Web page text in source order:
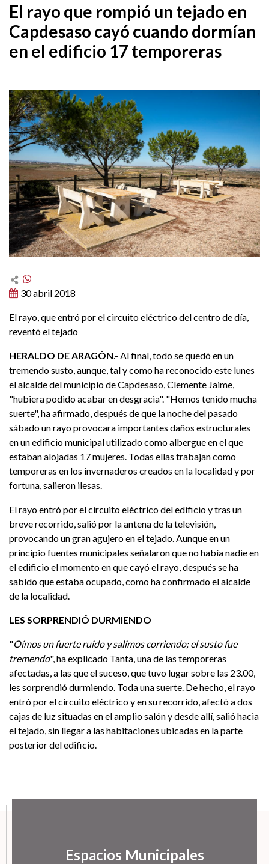
El rayo que rompió un tejado en
Capdesaso cayó cuando dormían
en el edificio 17 temporeras
30 abril 2018
El rayo, que entró por el circuito eléctrico del centro de día,
reventó el tejado
HERALDO DE ARAGÓN .- Al final, todo se quedó en un
tremendo susto, aunque, tal y como ha reconocido este lunes
el alcalde del municipio de Capdesaso, Clemente Jaime,
"hubiera podido acabar en desgracia". "Hemos tenido mucha
suerte", ha afirmado, después de que la noche del pasado
sábado un rayo provocara importantes daños estructurales
en un edificio municipal utilizado como albergue en el que
estaban alojadas 17 mujeres. Todas ellas trabajan como
temporeras en los invernaderos creados en la localidad y por
fortuna, salieron ilesas.
El rayo entró por el circuito eléctrico del edificio y tras un
breve recorrido, salió por la antena de la televisión,
provocando un gran agujero en el tejado. Aunque en un
principio fuentes municipales señalaron que no había nadie en
el edificio el momento en que cayó el rayo, después se ha
sabido que estaba ocupado, como ha confirmado el alcalde
de la localidad.
LES SORPRENDIÓ DURMIENDO
"Oímos un fuerte ruido y salimos corriendo; el susto fue
tremendo", ha explicado Tanta, una de las temporeras
afectadas, a las que el suceso, que tuvo lugar sobre las 23.00,
les sorprendió durmiendo. Toda una suerte. De hecho, el rayo
entró por el circuito eléctrico y en su recorrido, afectó a dos
cajas de luz situadas en el amplio salón y desde allí, salió hacia
el tejado, sin llegar a las habitaciones ubicadas en la parte
posterior del edificio.
Espacios Municipales